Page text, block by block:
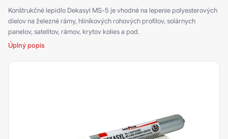
Konštrukčné lepidlo Dekasyl MS-5 je vhodné na lepenie polyesterových
dielov na železné rámy, hliníkových rohových profilov, solárnych
panelov, satelitov, rámov, krytov kolies a pod.
Úplný popis